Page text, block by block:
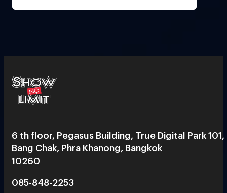
6 th floor, Pegasus Building, True Digital Park 101,
Bang Chak, Phra Khanong, Bangkok
10260
085-848-2253